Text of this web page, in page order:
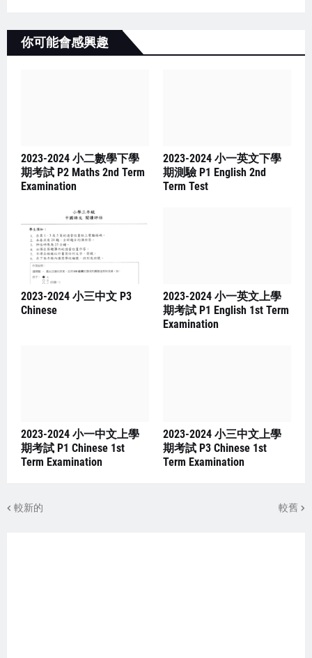
你可能會感興趣
2023-2024 小二數學下學
期考試 P2 Maths 2nd Term
Examination
2023-2024 小一英文下學
期測驗 P1 English 2nd
Term Test
2023-2024 小三中文 P3
Chinese
2023-2024 小一英文上學
期考試 P1 English 1st Term
Examination
2023-2024 小一中文上學
期考試 P1 Chinese 1st
Term Examination
2023-2024 小三中文上學
期考試 P3 Chinese 1st
Term Examination
較新的 較舊